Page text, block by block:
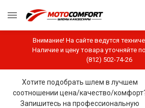
Внимание! На сайте ведутся
Наличие и цену товара уточняйте
(812) 502-74-26
Хотите подобрать шлем в лучшем
соотношении цена/качество/
Запишитесь на профессиональную